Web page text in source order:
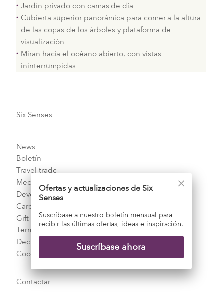
Jardín privado con camas de día
Cubierta superior panorámica para comer a la altura
de las copas de los árboles y plataforma de
visualización
Miran hacia el océano abierto, con vistas
ininterrumpidas
Six Senses
News
Boletín
Travel trade
Media center
Development
Careers
Gift Cards
Terms and conditions
Declaración de privacidad
Cookie Policy
Contactar
Ofertas y actualizaciones de Six
Senses
Suscríbase a nuestro boletín mensual para
recibir las últimas ofertas, ideas e inspiración.
Suscríbase ahora